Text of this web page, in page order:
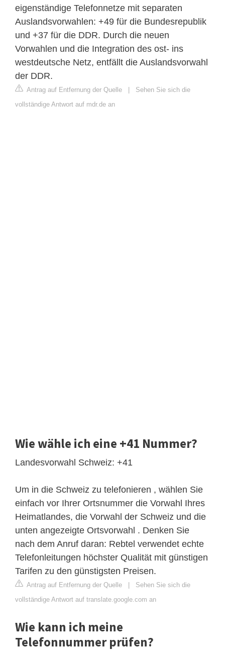
eigenständige Telefonnetze mit separaten
Auslandsvorwahlen: +49 für die Bundesrepublik
und +37 für die DDR. Durch die neuen
Vorwahlen und die Integration des ost- ins
westdeutsche Netz, entfällt die Auslandsvorwahl
der DDR.
Antrag auf Entfernung der Quelle | Sehen Sie sich die
vollständige Antwort auf mdr.de an
Wie wähle ich eine +41 Nummer?
Landesvorwahl Schweiz: +41
Um in die Schweiz zu telefonieren , wählen Sie
einfach vor Ihrer Ortsnummer die Vorwahl Ihres
Heimatlandes, die Vorwahl der Schweiz und die
unten angezeigte Ortsvorwahl . Denken Sie
nach dem Anruf daran: Rebtel verwendet echte
Telefonleitungen höchster Qualität mit günstigen
Tarifen zu den günstigsten Preisen.
Antrag auf Entfernung der Quelle | Sehen Sie sich die
vollständige Antwort auf translate.google.com an
Wie kann ich meine
Telefonnummer prüfen?